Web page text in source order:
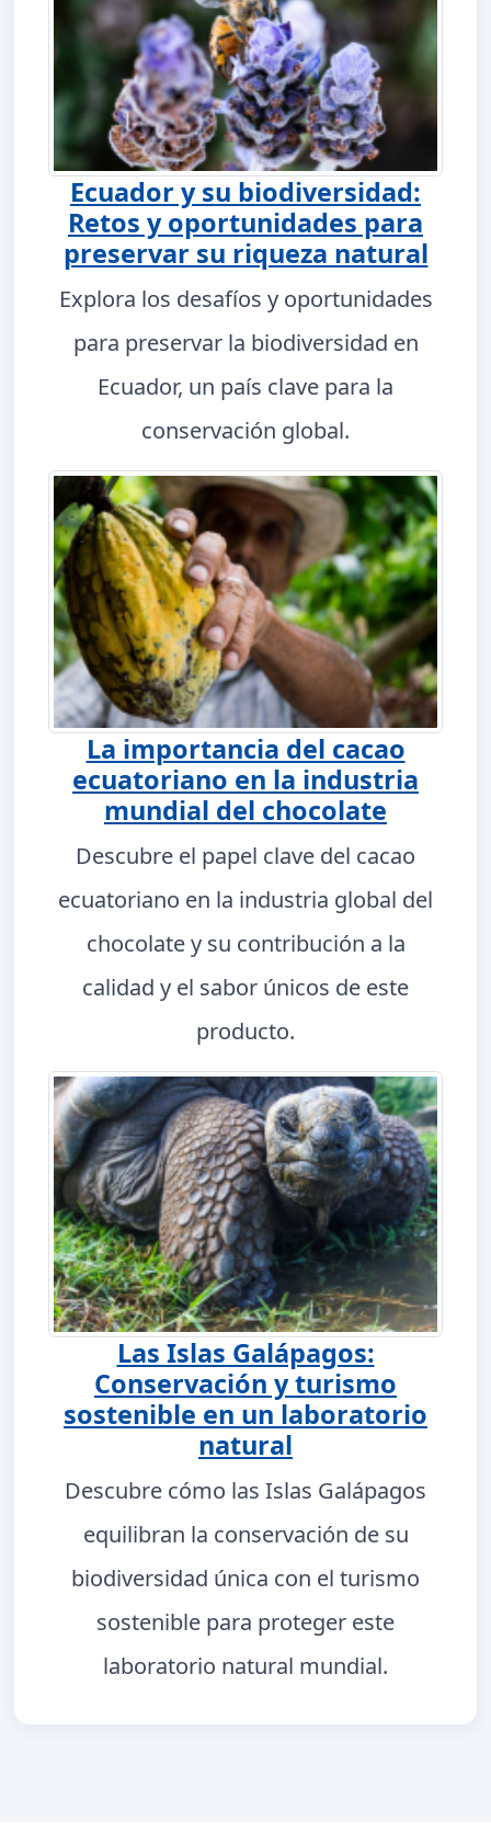
Ecuador y su biodiversidad:
Retos y oportunidades para
preservar su riqueza natural
Explora los desafíos y oportunidades
para preservar la biodiversidad en
Ecuador, un país clave para la
conservación global.
La importancia del cacao
ecuatoriano en la industria
mundial del chocolate
Descubre el papel clave del cacao
ecuatoriano en la industria global del
chocolate y su contribución a la
calidad y el sabor únicos de este
producto.
Las Islas Galápagos:
Conservación y turismo
sostenible en un laboratorio
natural
Descubre cómo las Islas Galápagos
equilibran la conservación de su
biodiversidad única con el turismo
sostenible para proteger este
laboratorio natural mundial.